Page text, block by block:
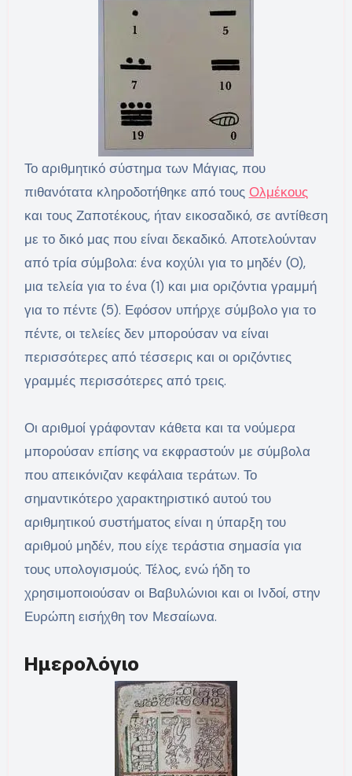
Το αριθμητικό σύστημα των Μάγιας, που
πιθανότατα κληροδοτήθηκε από τους Ολμέκους
και τους Ζαποτέκους, ήταν εικοσαδικό, σε αντίθεση
με το δικό μας που είναι δεκαδικό. Αποτελούνταν
από τρία σύμβολα: ένα κοχύλι για το μηδέν (0),
μια τελεία για το ένα (1) και μια οριζόντια γραμμή
για το πέντε (5). Εφόσον υπήρχε σύμβολο για το
πέντε, οι τελείες δεν μπορούσαν να είναι
περισσότερες από τέσσερις και οι οριζόντιες
γραμμές περισσότερες από τρεις.
Οι αριθμοί γράφονταν κάθετα και τα νούμερα
μπορούσαν επίσης να εκφραστούν με σύμβολα
που απεικόνιζαν κεφάλαια τεράτων. Το
σημαντικότερο χαρακτηριστικό αυτού του
αριθμητικού συστήματος είναι η ύπαρξη του
αριθμού μηδέν, που είχε τεράστια σημασία για
τους υπολογισμούς. Τέλος, ενώ ήδη το
χρησιμοποιούσαν οι Βαβυλώνιοι και οι Ινδοί, στην
Ευρώπη εισήχθη τον Μεσαίωνα.
Ημερολόγιο